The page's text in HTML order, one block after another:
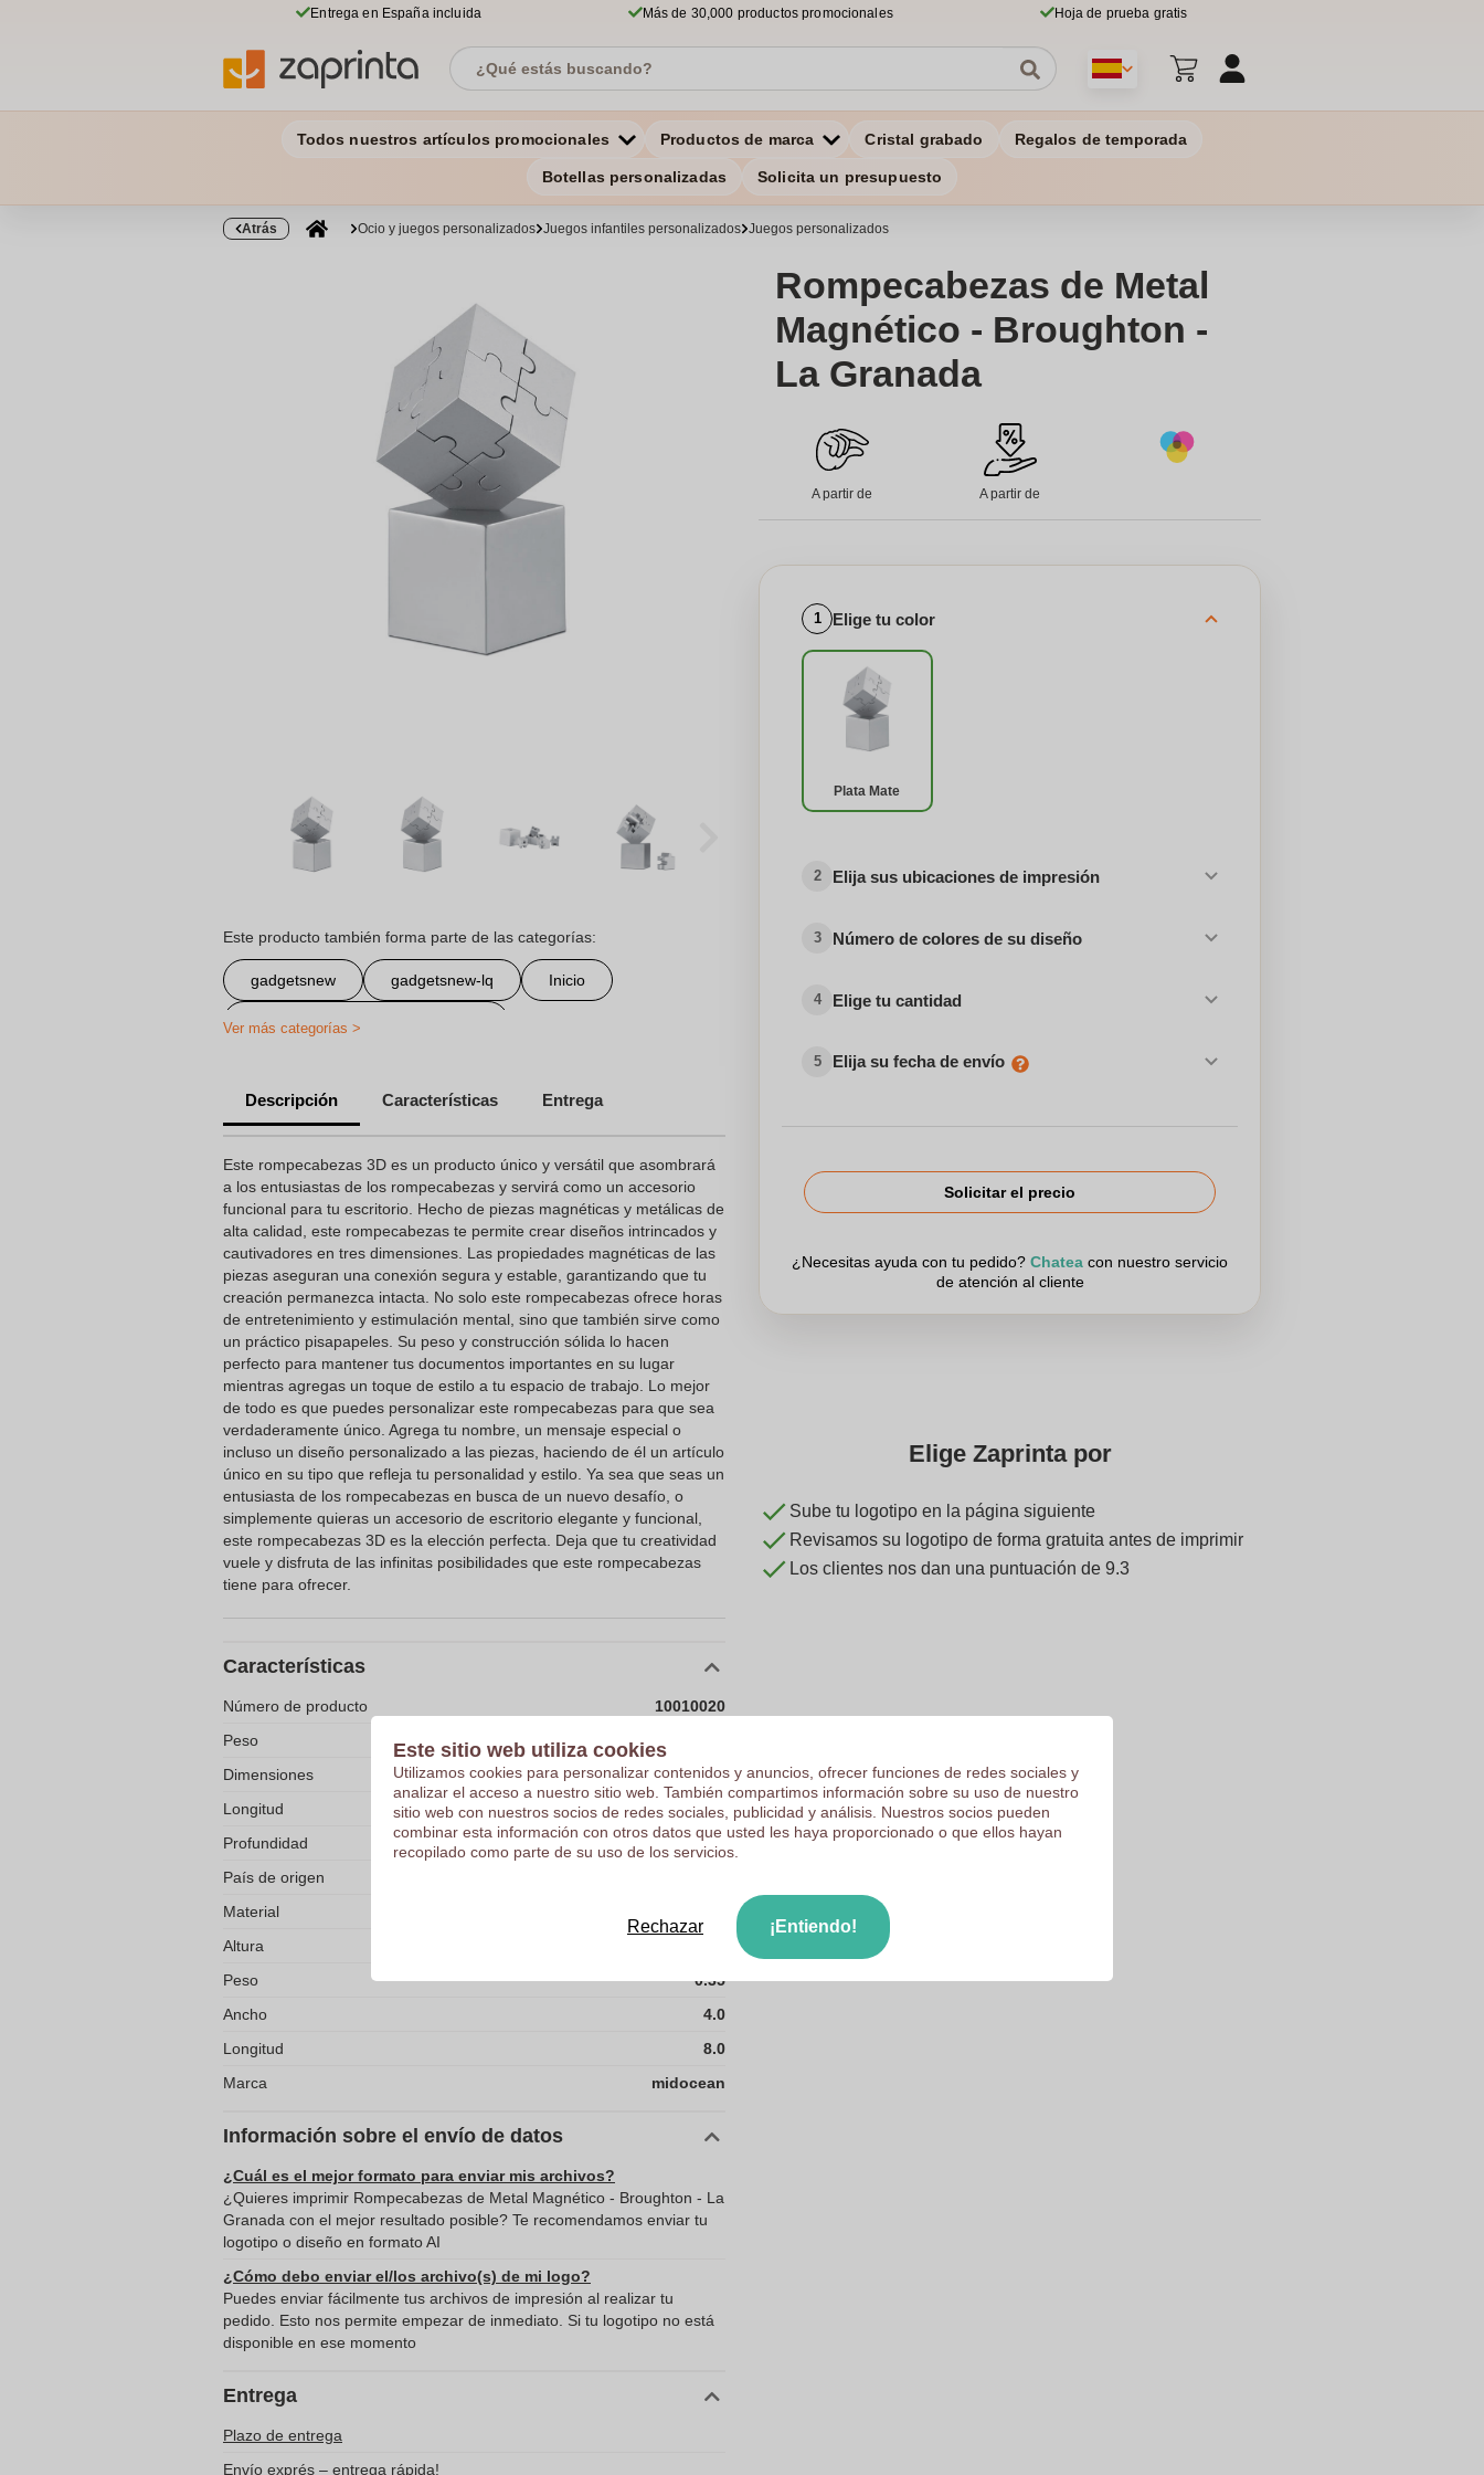
Entrega en España incluida Más de 30,000 productos promocionales Hoja de prueba gratis
Todos nuestros artículos promocionales Productos de marca Cristal grabado Regalos de temporada
Botellas personalizadas Solicita un presupuesto
Atrás Ocio y juegos personalizados Juegos infantiles personalizados Juegos personalizados
Este producto también forma parte de las categorías:
gadgetsnew gadgetsnew-lq Inicio
Material de oficina personalizado
Juegos infantiles personalizados Juegos personalizados
Ver más categorías >
Descripción Características Entrega
Este rompecabezas 3D es un producto único y versátil que asombrará
a los entusiastas de los rompecabezas y servirá como un accesorio
funcional para tu escritorio. Hecho de piezas magnéticas y metálicas de
alta calidad, este rompecabezas te permite crear diseños intrincados y
cautivadores en tres dimensiones. Las propiedades magnéticas de las
piezas aseguran una conexión segura y estable, garantizando que tu
creación permanezca intacta. No solo este rompecabezas ofrece horas
de entretenimiento y estimulación mental, sino que también sirve como
un práctico pisapapeles. Su peso y construcción sólida lo hacen
perfecto para mantener tus documentos importantes en su lugar
mientras agregas un toque de estilo a tu espacio de trabajo. Lo mejor
de todo es que puedes personalizar este rompecabezas para que sea
verdaderamente único. Agrega tu nombre, un mensaje especial o
incluso un diseño personalizado a las piezas, haciendo de él un artículo
único en su tipo que refleja tu personalidad y estilo. Ya sea que seas un
entusiasta de los rompecabezas en busca de un nuevo desafío, o
simplemente quieras un accesorio de escritorio elegante y funcional,
este rompecabezas 3D es la elección perfecta. Deja que tu creatividad
vuele y disfruta de las infinitas posibilidades que este rompecabezas
tiene para ofrecer.
Características
Número de producto
10010020
Peso
Dimensiones
4 x 8 cm
Longitud
4 cm
Profundidad
8 cm
País de origen
Material
Altura
Peso
0.35
Ancho
4.0
Longitud
8.0
Marca
midocean
Información sobre el envío de datos
¿Cuál es el mejor formato para enviar mis archivos?
¿Quieres imprimir Rompecabezas de Metal Magnético - Broughton - La
Granada con el mejor resultado posible? Te recomendamos enviar tu
logotipo o diseño en formato AI
¿Cómo debo enviar el/los archivo(s) de mi logo?
Puedes enviar fácilmente tus archivos de impresión al realizar tu
pedido. Esto nos permite empezar de inmediato. Si tu logotipo no está
disponible en ese momento
Entrega
Plazo de entrega
Envío exprés – entrega rápida!
Rompecabezas de Metal
Magnético - Broughton -
La Granada
A partir de A partir de
1 Elige tu color
Plata Mate
2 Elija sus ubicaciones de impresión
3 Número de colores de su diseño
4 Elige tu cantidad
5 Elija su fecha de envío
Solicitar el precio
¿Necesitas ayuda con tu pedido? Chatea con nuestro servicio
de atención al cliente
Elige Zaprinta por
Sube tu logotipo en la página siguiente
Revisamos su logotipo de forma gratuita antes de imprimir
Los clientes nos dan una puntuación de 9.3
Este sitio web utiliza cookies
Utilizamos cookies para personalizar contenidos y anuncios, ofrecer funciones de redes sociales y
analizar el acceso a nuestro sitio web. También compartimos información sobre su uso de nuestro
sitio web con nuestros socios de redes sociales, publicidad y análisis. Nuestros socios pueden
combinar esta información con otros datos que usted les haya proporcionado o que ellos hayan
recopilado como parte de su uso de los servicios.
Rechazar ¡Entiendo!